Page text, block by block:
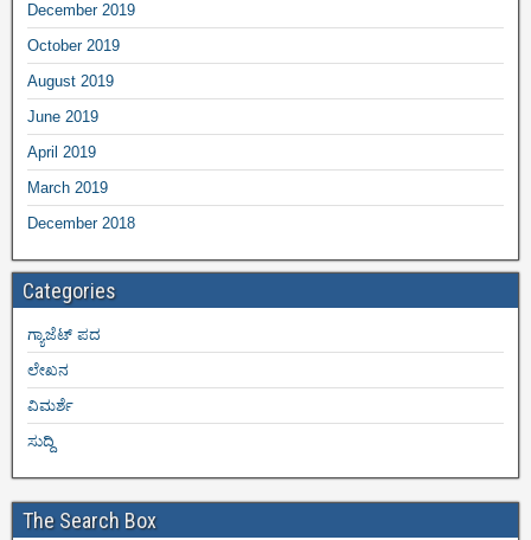
December 2019
October 2019
August 2019
June 2019
April 2019
March 2019
December 2018
Categories
ಗ್ಯಾಜೆಟ್ ಪದ
ಲೇಖನ
ವಿಮರ್ಶೆ
ಸುದ್ದಿ
The Search Box